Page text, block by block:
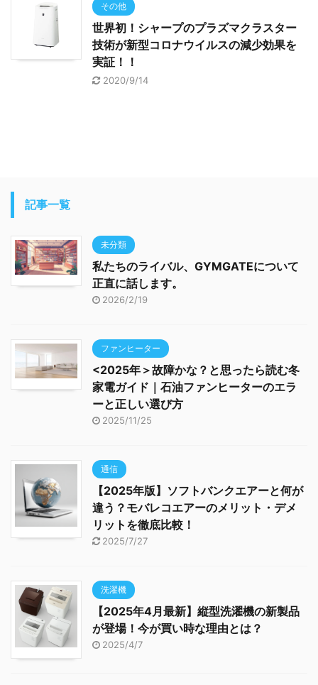
その他
世界初！シャープのプラズマクラスター
技術が新型コロナウイルスの減少効果を
実証！！
2020/9/14
記事一覧
未分類
私たちのライバル、GYMGATEについて
正直に話します。
2026/2/19
ファンヒーター
<2025年＞故障かな？と思ったら読む冬
家電ガイド｜石油ファンヒーターのエラ
ーと正しい選び方
2025/11/25
通信
【2025年版】ソフトバンクエアーと何が
違う？モバレコエアーのメリット・デメ
リットを徹底比較！
2025/7/27
洗濯機
【2025年4月最新】縦型洗濯機の新製品
が登場！今が買い時な理由とは？
2025/4/7